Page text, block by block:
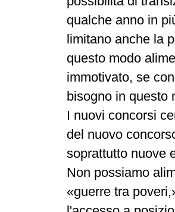
qualche anno in
limitano anche la
questo modo
immotivato, se
bisogno in questo
I nuovi concorsi
del nuovo
soprattutto nuove
Non possiamo
«guerre tra